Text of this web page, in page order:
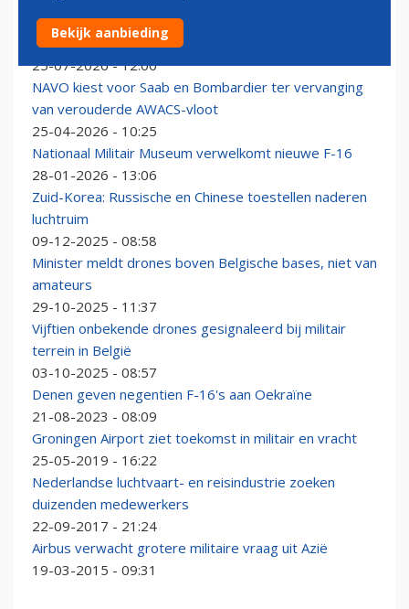
Farnborough Airshow 2026: minder orders, veel
aandacht voor duurzaam vliegen
25-07-2026 - 12:00
NAVO kiest voor Saab en Bombardier ter vervanging
van verouderde AWACS-vloot
25-04-2026 - 10:25
Nationaal Militair Museum verwelkomt nieuwe F-16
28-01-2026 - 13:06
Zuid-Korea: Russische en Chinese toestellen naderen
luchtruim
09-12-2025 - 08:58
Minister meldt drones boven Belgische bases, niet van
amateurs
29-10-2025 - 11:37
Vijftien onbekende drones gesignaleerd bij militair
terrein in België
03-10-2025 - 08:57
Denen geven negentien F-16's aan Oekraïne
21-08-2023 - 08:09
Groningen Airport ziet toekomst in militair en vracht
25-05-2019 - 16:22
Nederlandse luchtvaart- en reisindustrie zoeken
duizenden medewerkers
22-09-2017 - 21:24
Airbus verwacht grotere militaire vraag uit Azië
19-03-2015 - 09:31
Bekijk aanbieding